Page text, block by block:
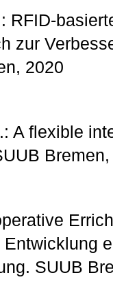
RFID-
zur
2020
A flexible
SUUB